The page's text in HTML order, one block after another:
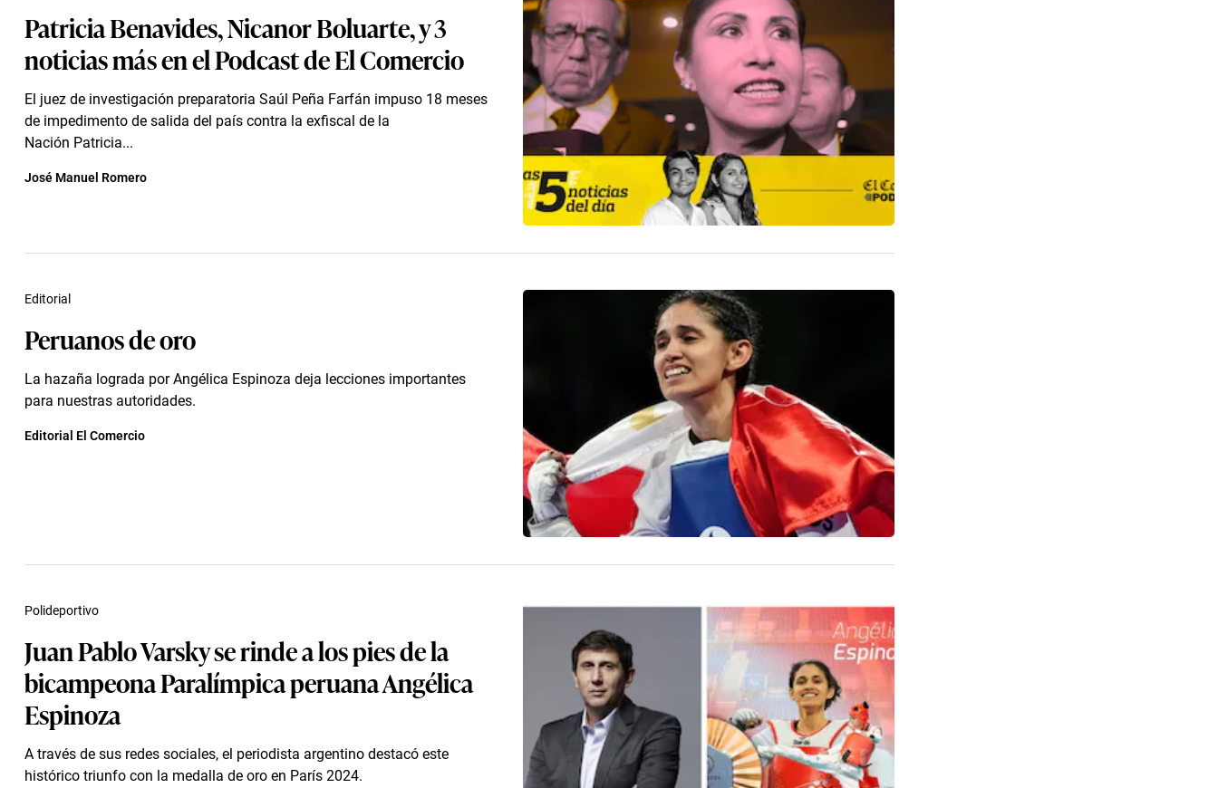
Patricia Benavides, Nicanor Boluarte, y 3
noticias más en el Podcast de El Comercio
El juez de investigación preparatoria Saúl Peña Farfán impuso 18 meses
de impedimento de salida del país contra la exfiscal de la
Nación Patricia...
José Manuel Romero
Peruanos de oro
La hazaña lograda por Angélica Espinoza deja lecciones importantes
para nuestras autoridades.
Editorial
Editorial El Comercio
Juan Pablo Varsky se rinde a los pies de la
bicampeona Paralímpica peruana Angélica
Espinoza
A través de sus redes sociales, el periodista argentino destacó este
histórico triunfo con la medalla de oro en París 2024.
Polideportivo